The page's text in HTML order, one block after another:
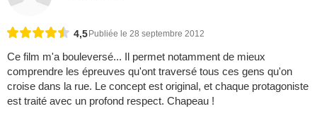
4,5Publiée le 28 septembre 2012
Ce film m'a bouleversé... Il permet notamment de mieux
comprendre les épreuves qu'ont traversé tous ces gens qu'on
croise dans la rue. Le concept est original, et chaque protagoniste
est traité avec un profond respect. Chapeau !